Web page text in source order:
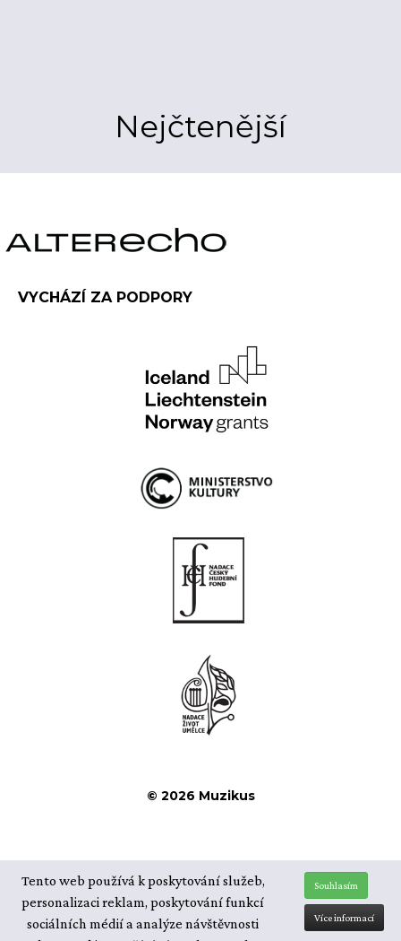
Nejčtenější
VYCHÁZÍ ZA PODPORY
© 2026 Muzikus
Tento web používá k poskytování služeb,
personalizaci reklam, poskytování funkcí
sociálních médií a analýze návštěvnosti
Souhlasím
Více informací